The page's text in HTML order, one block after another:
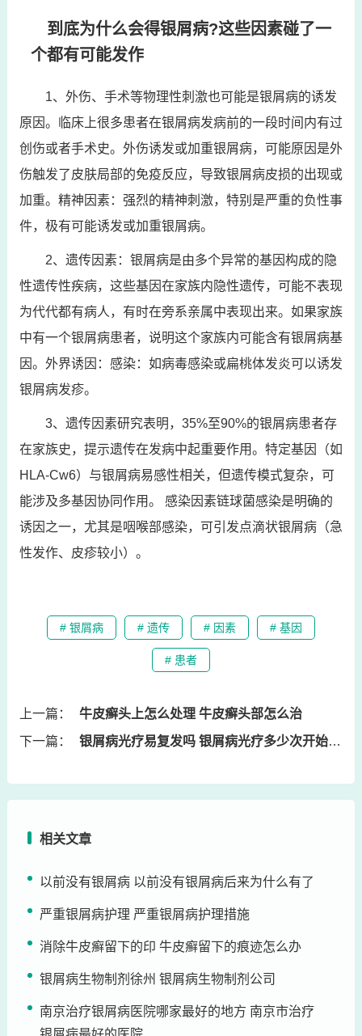
到底为什么会得银屑病?这些因素碰了一
个都有可能发作
1、外伤、手术等物理性刺激也可能是银屑病的诱发
原因。临床上很多患者在银屑病发病前的一段时间内有过
创伤或者手术史。外伤诱发或加重银屑病，可能原因是外
伤触发了皮肤局部的免疫反应，导致银屑病皮损的出现或
加重。精神因素：强烈的精神刺激，特别是严重的负性事
件，极有可能诱发或加重银屑病。
2、遗传因素：银屑病是由多个异常的基因构成的隐
性遗传性疾病，这些基因在家族内隐性遗传，可能不表现
为代代都有病人，有时在旁系亲属中表现出来。如果家族
中有一个银屑病患者，说明这个家族内可能含有银屑病基
因。外界诱因：感染：如病毒感染或扁桃体发炎可以诱发
银屑病发疹。
3、遗传因素研究表明，35%至90%的银屑病患者存
在家族史，提示遗传在发病中起重要作用。特定基因（如
HLA-Cw6）与银屑病易感性相关，但遗传模式复杂，可
能涉及多基因协同作用。 感染因素链球菌感染是明确的
诱因之一，尤其是咽喉部感染，可引发点滴状银屑病（急
性发作、皮疹较小）。
# 银屑病 # 遗传 # 因素 # 基因
# 患者
上一篇：
牛皮癣头上怎么处理 牛皮癣头部怎么治
下一篇：
银屑病光疗易复发吗 银屑病光疗多少次开始起效果
相关文章
以前没有银屑病 以前没有银屑病后来为什么有了
严重银屑病护理 严重银屑病护理措施
消除牛皮癣留下的印 牛皮癣留下的痕迹怎么办
银屑病生物制剂徐州 银屑病生物制剂公司
南京治疗银屑病医院哪家最好的地方 南京市治疗